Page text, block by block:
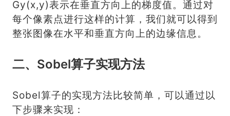
Gy(x,y)表示在垂直方向上的梯度值。通过对
每个像素点进行这样的计算，我们就可以得到
整张图像在水平和垂直方向上的边缘信息。
二、Sobel算子实现方法
Sobel算子的实现方法比较简单，可以通过以
下步骤来实现：